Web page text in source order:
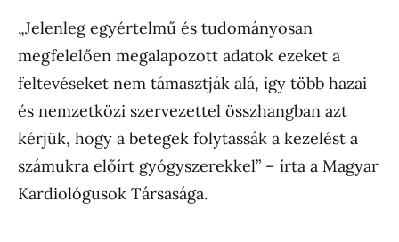
„Jelenleg egyértelmű és tudományosan
megfelelően megalapozott adatok ezeket a
feltevéseket nem támasztják alá, így több hazai
és nemzetközi szervezettel összhangban azt
kérjük, hogy a betegek folytassák a kezelést a
számukra előírt gyógyszerekkel” – írta a Magyar
Kardiológusok Társasága.